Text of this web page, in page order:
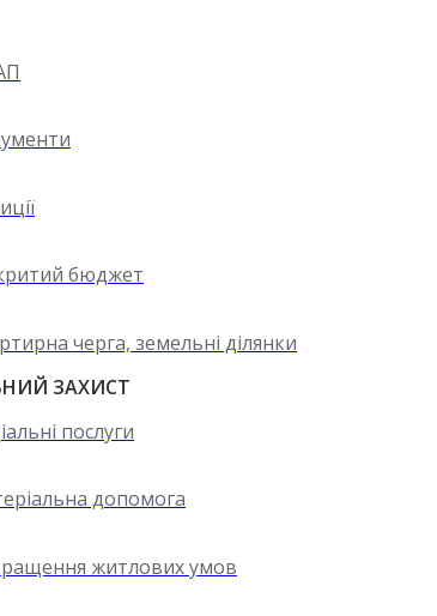
бюджет
черга, земельні ділянки
ЗАХИСТ
послуги
допомога
житлових умов